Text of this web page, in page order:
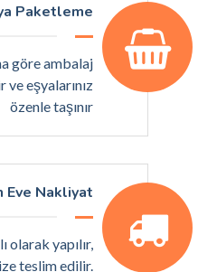
Paketleme
göre ambalaj
eşyalarınız
özenle taşınır
Eve Nakliyat
olarak yapılır,
teslim edilir.